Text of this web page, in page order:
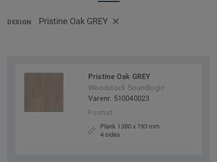
DESIGN Pristine Oak GREY
Pristine Oak GREY
Woodstock Soundlogic
Varenr. 510040023
Format
Plank 1380 x 193 mm
4 sides